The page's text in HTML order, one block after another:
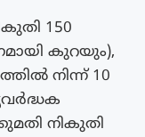
150
കുറയും),
നിന്ന് 10
നികുതി